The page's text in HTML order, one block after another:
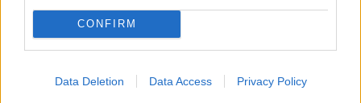
CONFIRM
Data Deletion Data Access Privacy Policy
84%
ουσιαστική αναβάθμιση της